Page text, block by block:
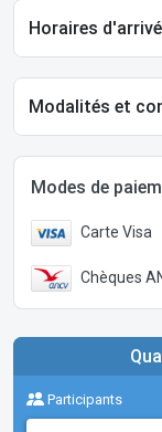
Horaires
Modalités et
Modes de
Carte Visa
Chèques
Participants